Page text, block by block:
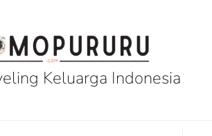
Keluarga Indonesia